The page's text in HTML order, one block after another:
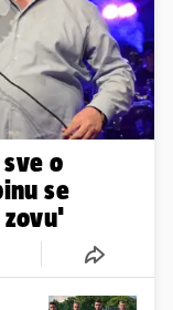
o
se
zovu'